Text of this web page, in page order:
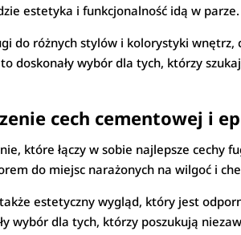
estetyka i funkcjonalność idą w parze.
do różnych stylów i kolorystyki
doskonały wybór dla tych, którzy
cech cementowej i
które łączy w sobie najlepsze cechy
do miejsc narażonych na wilgoć i
estetyczny wygląd, który jest
wybór dla tych, którzy poszukują